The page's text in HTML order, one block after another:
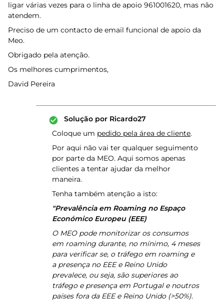
ligar várias vezes para o linha de apoio 961001620, mas não
atendem.
Preciso de um contacto de email funcional de apoio da
Meo.
Obrigado pela atenção.
Os melhores cumprimentos,
David Pereira
Solução por Ricardo27
Coloque um pedido pela área de cliente.
Por aqui não vai ter qualquer seguimento
por parte da MEO. Aqui somos apenas
clientes a tentar ajudar da melhor
maneira.
Tenha também atenção a isto:
"Prevalência em Roaming no Espaço
Económico Europeu (EEE)
O MEO pode monitorizar os consumos
em roaming durante, no mínimo, 4 meses
para verificar se, o tráfego em roaming e
a presença no EEE e Reino Unido
prevalece, ou seja, são superiores ao
tráfego e presença em Portugal e noutros
países fora da EEE e Reino Unido (>50%).